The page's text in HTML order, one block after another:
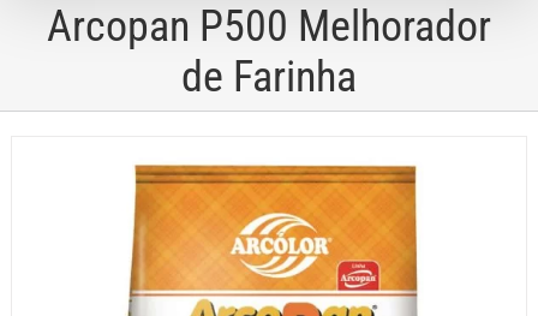
Arcopan P500 Melhorador
de Farinha